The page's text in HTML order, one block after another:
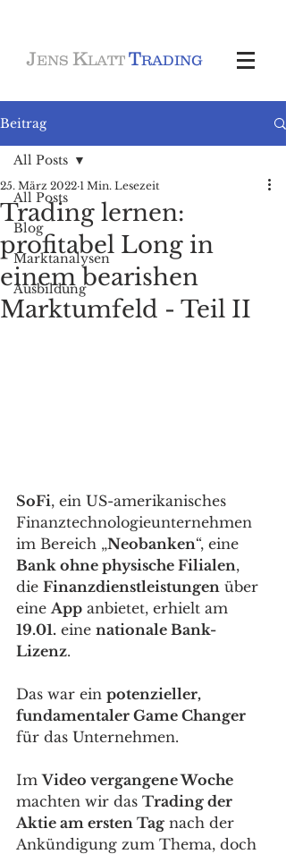
JENS KLATT TRADING
Beitrag
All Posts
Blog
Marktanalysen
Ausbildung
All Posts
Trading lernen:
profitabel Long in
einem bearishen
Marktumfeld - Teil II
25. März 2022 1 Min. Lesezeit
SoFi, ein US-amerikanisches
Finanztechnologieunternehmen
im Bereich „Neobanken“, eine
Bank ohne physische Filialen,
die Finanzdienstleistungen über
eine App anbietet, erhielt am
19.01. eine nationale Bank-
Lizenz.
Das war ein potenzieller,
fundamentaler Game Changer
für das Unternehmen.
Im Video vergangene Woche
machten wir das Trading der
Aktie am ersten Tag nach der
Ankündigung zum Thema, doch